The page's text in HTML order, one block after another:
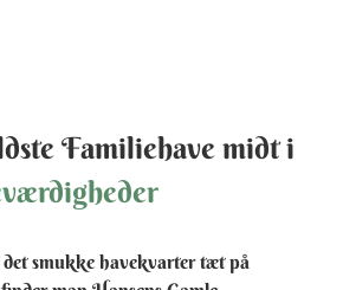
Familiehave midt i
smukke havekvarter tæt på